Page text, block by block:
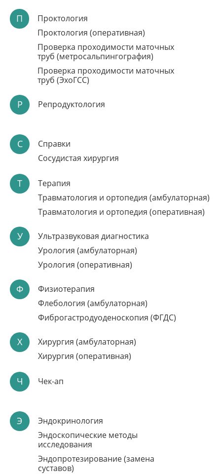
П
Проктология
Проктология (оперативная)
Проверка проходимости маточных
труб (метросальпингография)
Проверка проходимости маточных
труб (ЭхоГСС)
Р Репродуктология
С
Справки
Сосудистая хирургия
Т
Терапия
Травматология и ортопедия (амбулаторная)
Травматология и ортопедия (оперативная)
У
Ультразвуковая диагностика
Урология (амбулаторная)
Урология (оперативная)
Ф
Физиотерапия
Флебология (амбулаторная)
Фиброгастродуоденоскопия (ФГДС)
Х
Хирургия (амбулаторная)
Хирургия (оперативная)
Ч Чек-ап
Э
Эндокринология
Эндоскопические методы
исследования
Эндопротезирование (замена
суставов)